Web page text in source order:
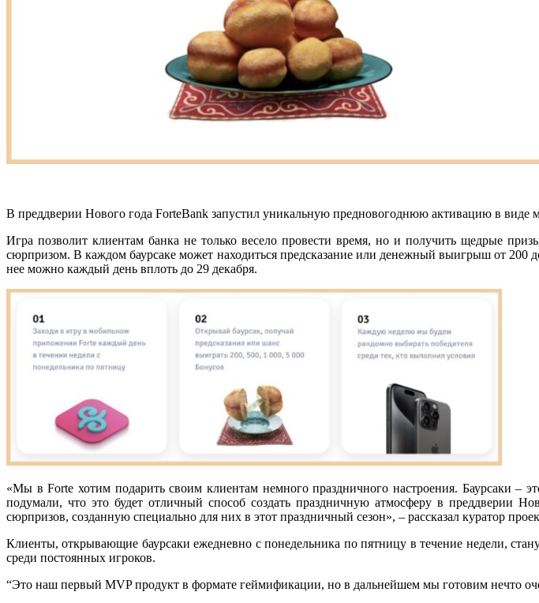
В преддверии Нового года ForteBank запустил уникальную предновогоднюю активацию в виде
Игра позволит клиентам банка не только весело провести время, но и получить щедрые
сюрпризом. В каждом баурсаке может находиться предсказание или денежный выигрыш от 200
нее можно каждый день вплоть до 29 декабря.
«Мы в Forte хотим подарить своим клиентам немного праздничного настроения. Баурсаки –
подумали, что это будет отличный способ создать праздничную атмосферу в преддверии
сюрпризов, созданную специально для них в этот праздничный сезон», – рассказал куратор
Клиенты, открывающие баурсаки ежедневно с понедельника по пятницу в течение недели,
среди постоянных игроков.
“Это наш первый MVP продукт в формате геймификации, но в дальнейшем мы готовим нечто